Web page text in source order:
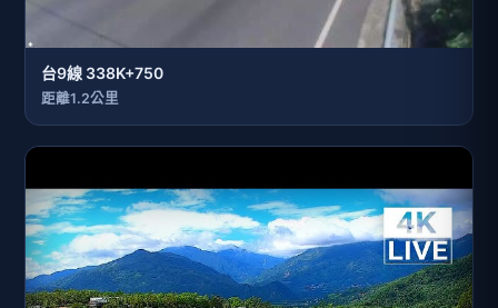
台9線 338K+750
距離1.2公里